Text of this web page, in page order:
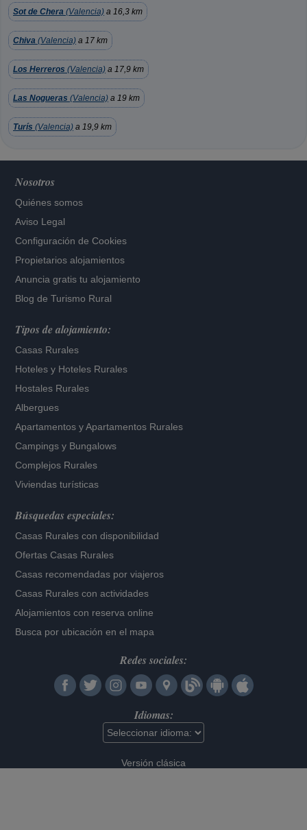
Sot de Chera (Valencia) a 16,3 km
Chiva (Valencia) a 17 km
Los Herreros (Valencia) a 17,9 km
Las Nogueras (Valencia) a 19 km
Turís (Valencia) a 19,9 km
Nosotros
Quiénes somos
Aviso Legal
Configuración de Cookies
Propietarios alojamientos
Anuncia gratis tu alojamiento
Blog de Turismo Rural
Tipos de alojamiento:
Casas Rurales
Hoteles y Hoteles Rurales
Hostales Rurales
Albergues
Apartamentos yApartamentos Rurales
Campings y Bungalows
Complejos Rurales
Viviendas turísticas
Búsquedas especiales:
Casas Rurales con disponibilidad
Ofertas Casas Rurales
Casas recomendadas por viajeros
Casas Rurales con actividades
Alojamientos con reserva online
Busca por ubicación en el mapa
Redes sociales:
Idiomas:
Versión clásica